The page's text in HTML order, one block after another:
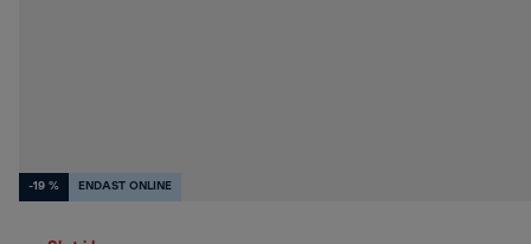
-19 % ENDAST ONLINE